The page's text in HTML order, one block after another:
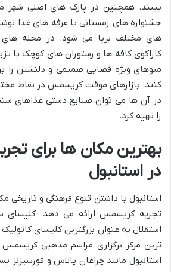
بینند. همچنین در پارک های اصلی شهر
جشنواره های زمستانی با غرفه های غذا
های مختلف برپا می شود. در محله های
کاراکوی کافه ها و رستوران های کوچک با
منوهای ویژه فضایی صمیمی و دلنشین را
کنند. بازارهای موقت کریسمس در نقاط
در آن ها می توان صنایع دستی غذاهای
را تهیه کرد.
بهترین مکان ها برای
در استانبول
استانبول با داشتن تنوع فرهنگی و تاریخی
تجربه کریسمس ارائه می دهد. کلیسای
استقلال به عنوان بزرگترین کلیسای
ترین مرکز برگزاری مراسم مذهبی
استانبول مانند چراغان پالاس و فورسیزنز